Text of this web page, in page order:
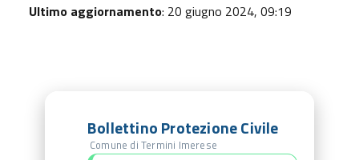
Ultimo aggiornamento: 20 giugno 2024, 09:19
Bollettino Protezione Civile
Comune di Termini Imerese